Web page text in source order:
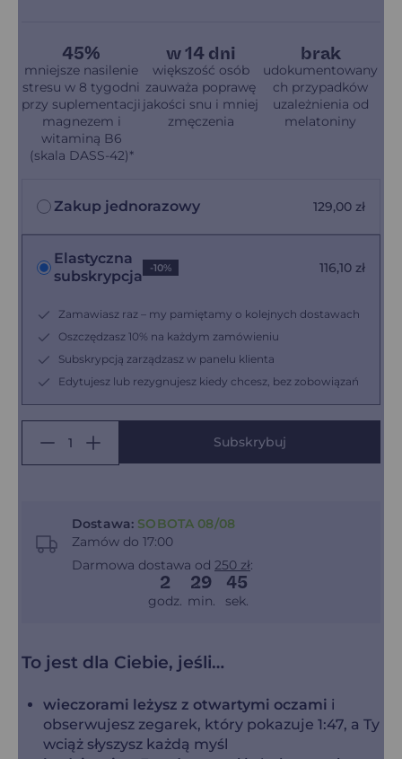
45%
mniejsze nasilenie
stresu w 8 tygodni
przy suplementacji
magnezem i
witaminą B6
(skala DASS-42)*
w 14 dni
większość osób
zauważa poprawę
jakości snu i mniej
zmęczenia
brak
udokumentowany
ch przypadków
uzależnienia od
melatoniny
Dostawa: SOBOTA 08/08
Zamów do 17:00
Darmowa dostawa od 250 zł:
2
godz.
29
min.
44
sek.
Zakup jednorazowy 129,00 zł
Elastyczna
subskrypcja
-10% 116,10 zł
Zamawiasz raz – my pamiętamy o kolejnych dostawach
Oszczędzasz 10% na każdym zamówieniu
Subskrypcją zarządzasz w panelu klienta
Edytujesz lub rezygnujesz kiedy chcesz, bez zobowiązań
Subskrybuj
To jest dla Ciebie, jeśli…
wieczorami leżysz z otwartymi oczami i
obserwujesz zegarek, który pokazuje 1:47, a Ty
wciąż słyszysz każdą myśl